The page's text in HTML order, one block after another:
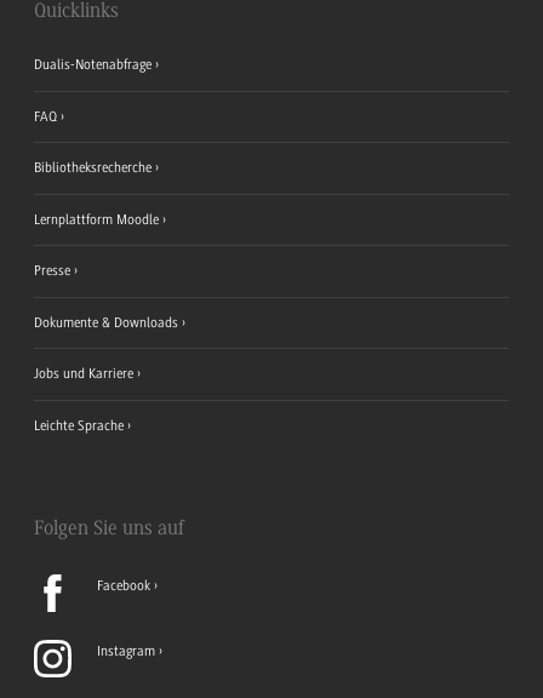
Quicklinks
Dualis-Notenabfrage
FAQ
Bibliotheksrecherche
Lernplattform Moodle
Presse
Dokumente & Downloads
Jobs und Karriere
Leichte Sprache
Folgen Sie uns auf
Facebook
Instagram